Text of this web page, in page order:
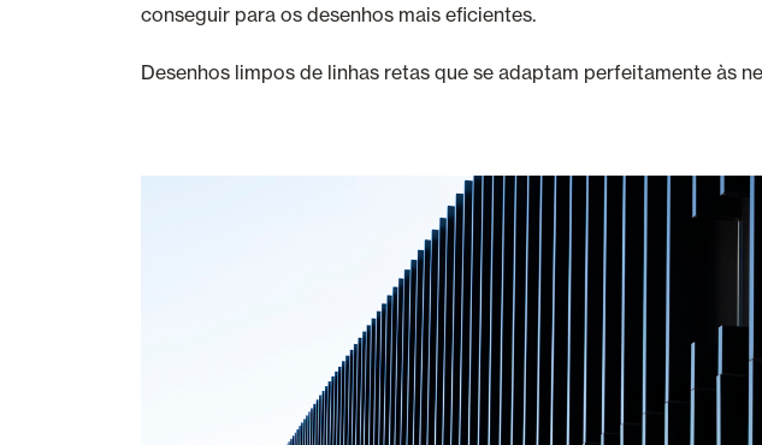
conseguir para os desenhos mais eficientes.
Desenhos limpos de linhas retas que se adaptam perfeitamente às